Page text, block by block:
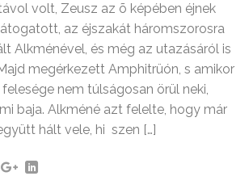
volt, Zeusz az õ képében éjnek
az éjszakát háromszorosra
Alkménével, és még az utazásáról is
megérkezett Amphitrüón, s amikor
nem túlságosan örül neki,
baja. Alkméné azt felelte, hogy már
hált vele, hi szen […]